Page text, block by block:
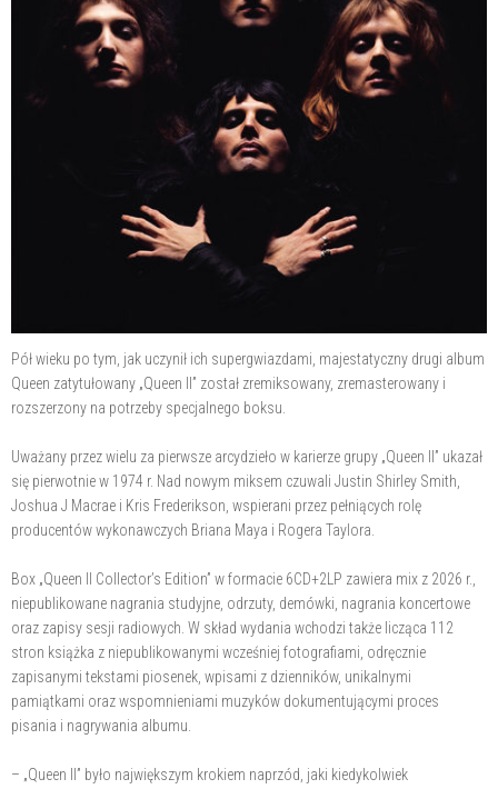
Pół wieku po tym, jak uczynił ich supergwiazdami, majestatyczny drugi album
Queen zatytułowany „Queen II” został zremiksowany, zremasterowany i
rozszerzony na potrzeby specjalnego boksu.
Uważany przez wielu za pierwsze arcydzieło w karierze grupy „Queen II” ukazał
się pierwotnie w 1974 r. Nad nowym miksem czuwali Justin Shirley Smith,
Joshua J Macrae i Kris Frederikson, wspierani przez pełniących rolę
producentów wykonawczych Briana Maya i Rogera Taylora.
Box „Queen II Collector’s Edition” w formacie 6CD+2LP zawiera mix z 2026 r.,
niepublikowane nagrania studyjne, odrzuty, demówki, nagrania koncertowe
oraz zapisy sesji radiowych. W skład wydania wchodzi także licząca 112
stron książka z niepublikowanymi wcześniej fotografiami, odręcznie
zapisanymi tekstami piosenek, wpisami z dzienników, unikalnymi
pamiątkami oraz wspomnieniami muzyków dokumentującymi proces
pisania i nagrywania albumu.
– „Queen II” było największym krokiem naprzód, jaki kiedykolwiek